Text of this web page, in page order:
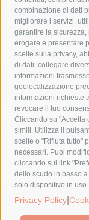
combinazione di dati
migliorare i servizi,
garantire la sicurezza,
erogare e presentare
scelte sulla privacy,
di dati, collegare
informazioni
geolocalizzazione
informazioni richieste
revocare il tuo
Cliccando su "Accetta
simili. Utilizza il
scelte o "Rifiuta tutto"
necessari. Puoi
cliccando sul link
dello scudo in basso
solo dispositivo in uso.
Privacy Policy
costiera amalfitana
fondazione
lavori
lorenzo
massimo coppola
penisola sorrentina
protezione civile
sindaco cuomo
turismo
Vico
© 2015
Il giornale online